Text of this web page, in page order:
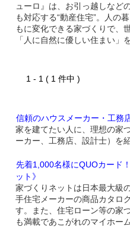
ューロ』は、お引っ越しなど
も対応する“動産住宅”。人の
もに変化できる家づくりで、
「人に自然に優しい住まい」
1 - 1 ( 1 件中 )
信頼のハウスメーカー・工務
家を建てたい人に、理想の家
ーカー、工務店、設計士）を
先着1,000名様にQUOカード
ット》
家づくりネットは日本最大級
手住宅メーカーの商品カタロ
す。また、住宅ローン等の家
も満載であこがれのマイホー